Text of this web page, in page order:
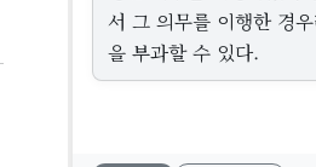
서 그 의무를 이행한 경
을 부과할 수 있다.